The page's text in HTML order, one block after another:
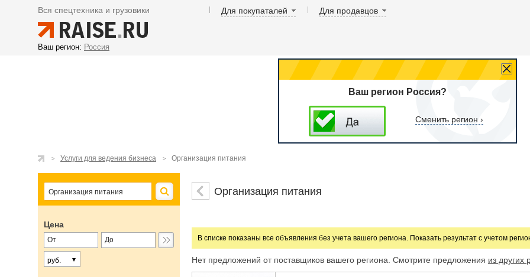
Вся спецтехника и грузовики Для покупаталей Для продавцов
Ваш регион: Россия
Ваш регион Россия?
Сменить регион ›
Услуги для ведения бизнеса Организация питания
Цена
руб.
Организация питания
В списке показаны все объявления без учета вашего региона. Показать результат с учетом
Нет предложений от поставщиков вашего региона. Смотрите предложения из других